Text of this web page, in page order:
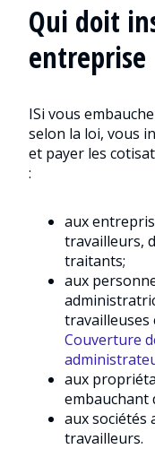
Qui doit
entreprise
ISi vous
selon la loi, vous
et payer les
:
aux
travailleurs,
traitants;
aux
travailleuses
Couverture
aux
embauchant
aux sociétés
travailleurs.